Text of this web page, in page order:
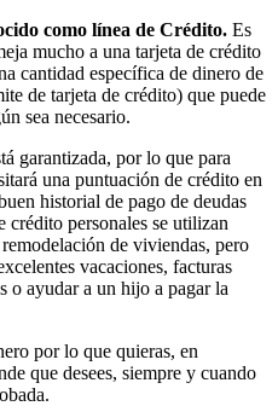
como línea de Crédito. Es
mucho a una tarjeta de crédito
cantidad específica de dinero de
de tarjeta de crédito) que puede
sea necesario.
garantizada, por lo que para
una puntuación de crédito en
historial de pago de deudas
crédito personales se utilizan
de viviendas, pero
vacaciones, facturas
o ayudar a un hijo a pagar la
por lo que quieras, en
que desees, siempre y cuando